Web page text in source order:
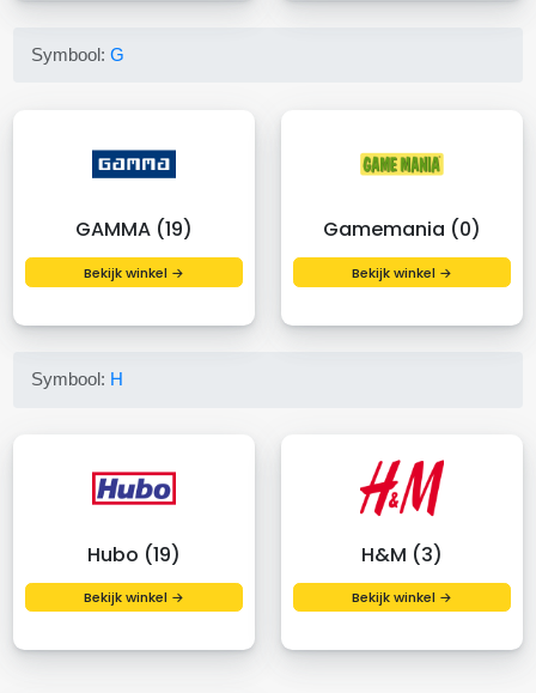
Symbool:G
GAMMA (19)
Bekijk winkel →
Gamemania (0)
Bekijk winkel →
Symbool: H
Hubo (19)
Bekijk winkel →
H&M (3)
Bekijk winkel →